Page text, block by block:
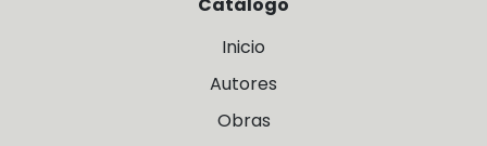
Inicio
Autores
Obras